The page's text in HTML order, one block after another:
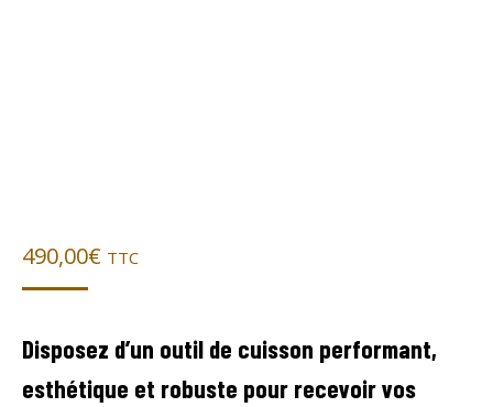
490,00€ TTC
Disposez d’un outil de cuisson performant,
esthétique et robuste pour recevoir vos